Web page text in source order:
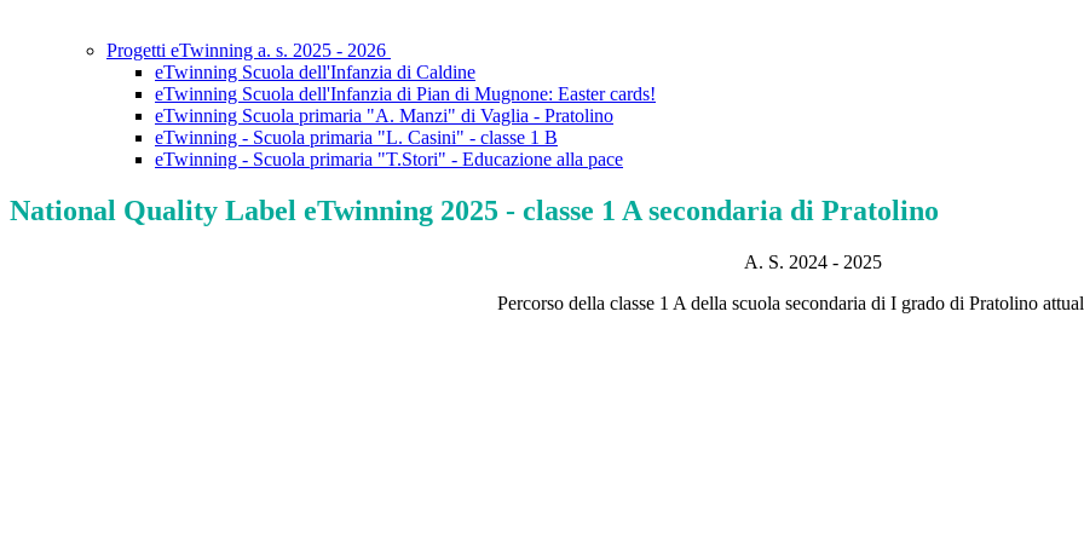
Progetti eTwinning a. s. 2025 - 2026
eTwinning Scuola dell'Infanzia di Caldine
eTwinning Scuola dell'Infanzia di Pian di Mugnone: Easter cards!
eTwinning Scuola primaria "A. Manzi" di Vaglia - Pratolino
eTwinning - Scuola primaria "L. Casini" - classe 1 B
eTwinning - Scuola primaria "T.Stori" - Educazione alla pace
National Quality Label eTwinning 2025 - classe 1 A secondaria di Pratolino
A. S. 2024 - 2025
Percorso della classe 1 A della scuola secondaria di I grado di Pratolino